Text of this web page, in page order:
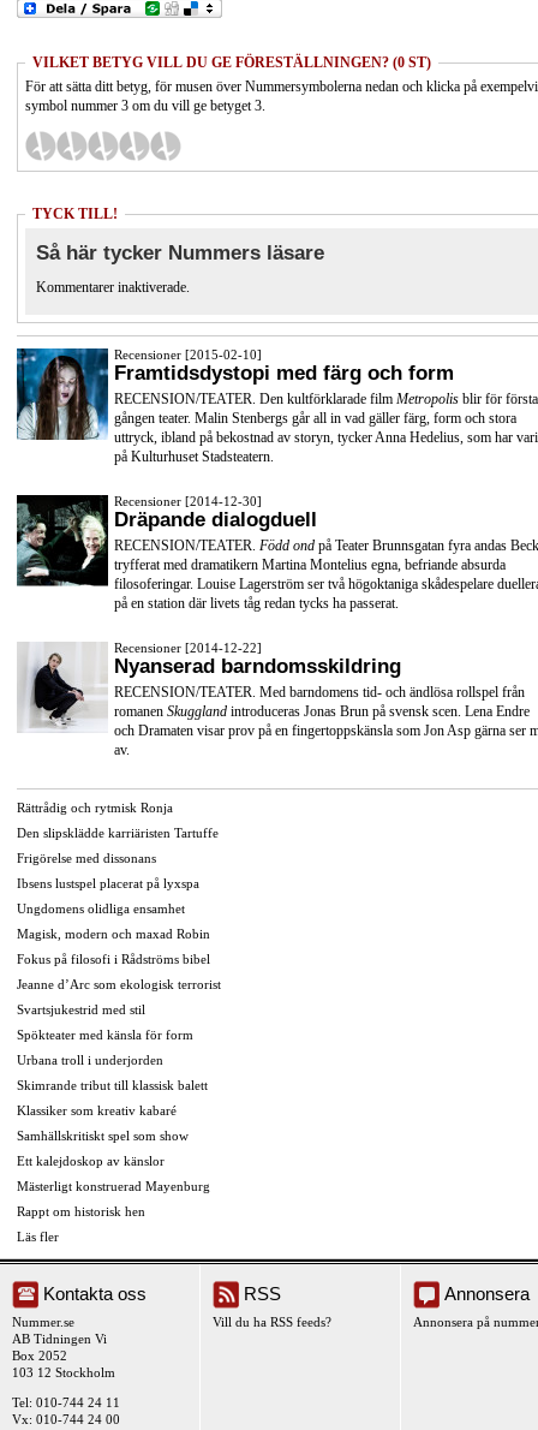
VILKET BETYG VILL DU GE FÖRESTÄLLNINGEN? (0 ST)
För att sätta ditt betyg, för musen över Nummersymbolerna nedan och klicka på
symbol nummer 3 om du vill ge betyget 3.
TYCK TILL!
Så här tycker Nummers läsare
Kommentarer inaktiverade.
Recensioner [2015-02-10]
Framtidsdystopi med färg och form
RECENSION/TEATER. Den kultförklarade film Metropolis blir för första
gången teater. Malin Stenbergs går all in vad gäller färg, form och stora
uttryck, ibland på bekostnad av storyn, tycker Anna Hedelius, som har
på Kulturhuset Stadsteatern.
Recensioner [2014-12-30]
Dräpande dialogduell
RECENSION/TEATER. Född ond på Teater Brunnsgatan fyra andas
tryfferat med dramatikern Martina Montelius egna, befriande absurda
filosoferingar. Louise Lagerström ser två högoktaniga skådespelare
på en station där livets tåg redan tycks ha passerat.
Recensioner [2014-12-22]
Nyanserad barndomsskildring
RECENSION/TEATER. Med barndomens tid- och ändlösa rollspel från
romanen Skuggland introduceras Jonas Brun på svensk scen. Lena Endre
och Dramaten visar prov på en fingertoppskänsla som Jon Asp gärna ser
av.
Rättrådig och rytmisk Ronja
Den slipsklädde karriäristen Tartuffe
Frigörelse med dissonans
Ibsens lustspel placerat på lyxspa
Ungdomens olidliga ensamhet
Magisk, modern och maxad Robin
Fokus på filosofi i Rådströms bibel
Jeanne d’Arc som ekologisk terrorist
Svartsjukestrid med stil
Spökteater med känsla för form
Urbana troll i underjorden
Skimrande tribut till klassisk balett
Klassiker som kreativ kabaré
Samhällskritiskt spel som show
Ett kalejdoskop av känslor
Mästerligt konstruerad Mayenburg
Rappt om historisk hen
Läs fler
Kontakta oss
Nummer.se
AB Tidningen Vi
Box 2052
103 12 Stockholm
Tel: 010-744 24 11
Vx: 010-744 24 00
RSS
Vill du ha RSS feeds?
Annonsera
Annonsera på